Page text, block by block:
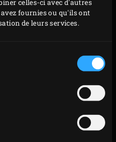
celles-ci avec d'autres
fournies ou qu'ils ont
de leurs services.
doucement mijoter ce
50 minutes.
de l’EGG et ajoutez
piment. Faites revenir
temps pendant la cuisson et